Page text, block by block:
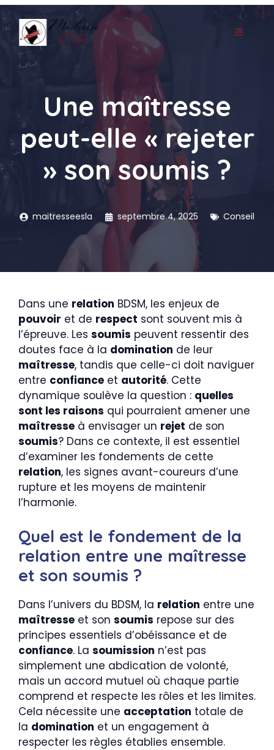
Aller
au
contenu
MENU
Une maîtresse
peut-elle « rejeter
» son soumis ?
maitresseesla septembre 4, 2025 Conseil
Dans une relation BDSM, les enjeux de
pouvoir et de respect sont souvent mis à
l’épreuve. Les soumis peuvent ressentir des
doutes face à la domination de leur
maîtresse, tandis que celle-ci doit naviguer
entre confiance et autorité. Cette
dynamique soulève la question : quelles
sont les raisons qui pourraient amener une
maîtresse à envisager un rejet de son
soumis? Dans ce contexte, il est essentiel
d’examiner les fondements de cette
relation, les signes avant-coureurs d’une
rupture et les moyens de maintenir
l’harmonie.
Quel est le fondement de la
relation entre une maîtresse
et son soumis ?
Dans l’univers du BDSM, la relation entre une
maîtresse et son soumis repose sur des
principes essentiels d’obéissance et de
confiance. La soumission n’est pas
simplement une abdication de volonté,
mais un accord mutuel où chaque partie
comprend et respecte les rôles et les limites.
Cela nécessite une acceptation totale de
la domination et un engagement à
respecter les règles établies ensemble.